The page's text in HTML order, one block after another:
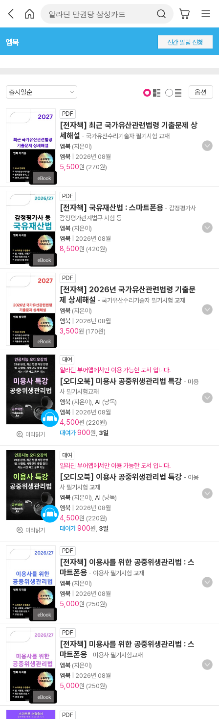
엠북 신간 알림 신청
옵션
PDF
[전자책] 최근 국가유산관련법령 기출문제 상
세해설 - 국가유산수리기술자 필기시험 교재
엠북 (지은이)
엠북
2026년 08월
5,500원 (270원)
PDF
[전자책] 국유재산법 : 스마트폰용 - 감정평가사
감정평가관계법규 시험 등
엠북 (지은이)
엠북
2026년 08월
8,500원 (420원)
PDF
[전자책] 2026년 국가유산관련법령 기출문
제 상세해설 - 국가유산수리기술자 필기시험 교재
엠북 (지은이)
엠북
2026년 08월
3,500원 (170원)
미리읽기
대여
알라딘 뷰어앱에서만 이용 가능한 도서 입니다.
[오디오북] 미용사 공중위생관리법 특강 - 미용
사 필기시험교재
엠북 (지은이), AI (낭독)
엠북
2026년 08월
4,500원 (220원)
대여가 900원, 3일
미리읽기
대여
알라딘 뷰어앱에서만 이용 가능한 도서 입니다.
[오디오북] 이용사 공중위생관리법 특강 - 이용
사 필기시험 교재
엠북 (지은이), AI (낭독)
엠북
2026년 08월
4,500원 (220원)
대여가 900원, 3일
PDF
[전자책] 이용사를 위한 공중위생관리법 : 스
마트폰용 - 이용사 필기시험 교재
엠북 (지은이)
엠북
2026년 08월
5,000원 (250원)
PDF
[전자책] 미용사를 위한 공중위생관리법 : 스
마트폰용 - 미용사 필기시험교재
엠북 (지은이)
엠북
2026년 08월
5,000원 (250원)
PDF